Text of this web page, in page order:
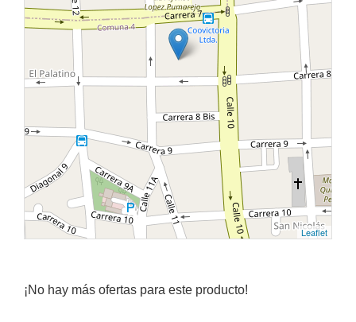
Leaflet
¡No hay más ofertas para este producto!